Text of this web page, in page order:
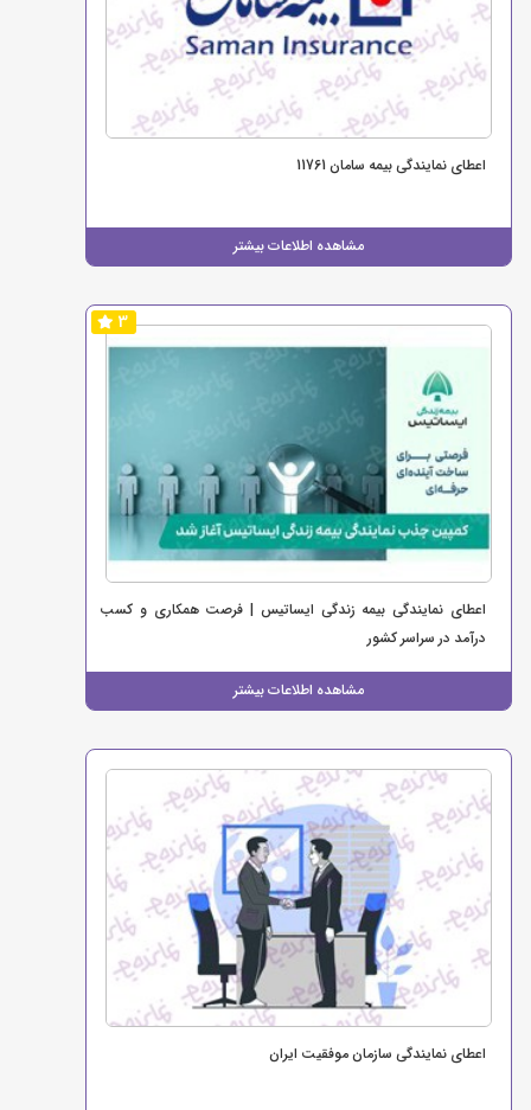
اعطای نمایندگی بیمه سامان 11761
مشاهده اطلاعات بیشتر
3
اعطای نمایندگی بیمه زندگی ایساتیس | فرصت همکاری و کسب
درآمد در سراسر کشور
مشاهده اطلاعات بیشتر
اعطای نمایندگی سازمان موفقیت ایران